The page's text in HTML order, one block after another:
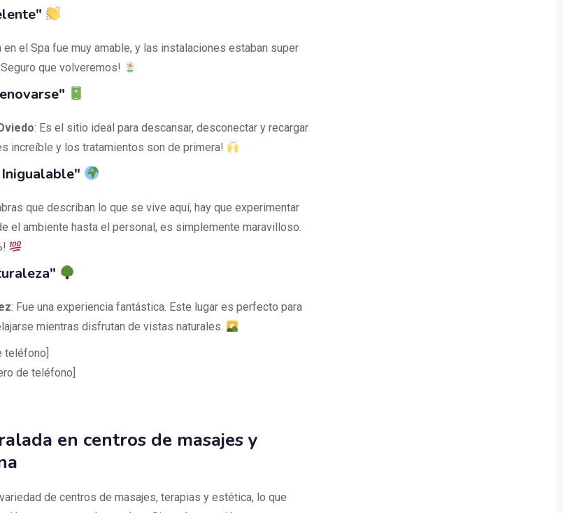
en el Spa fue muy amable, y las instalaciones estaban super
que volveremos!
: Es el sitio ideal para descansar, desconectar y recargar
increíble y los tratamientos son de primera!
que describan lo que se vive aquí, hay que experimentar
el ambiente hasta el personal, es simplemente maravilloso.
: Fue una experiencia fantástica. Este lugar es perfecto para
mientras disfrutan de vistas naturales.
teléfono]
de teléfono]
en centros de masajes y
variedad de centros de masajes, terapias y estética, lo que